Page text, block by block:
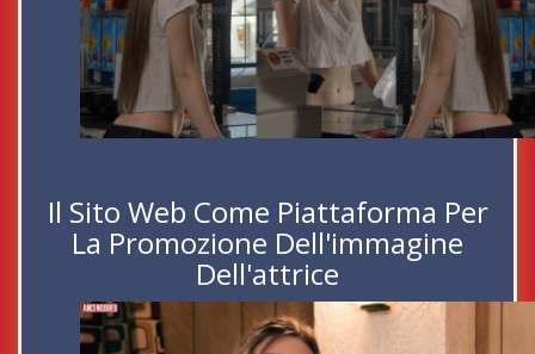
Il Sito Web Come Piattaforma Per
La Promozione Dell'immagine
Dell'attrice